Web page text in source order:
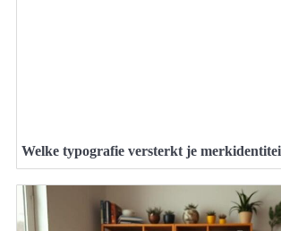
Welke typografie versterkt je